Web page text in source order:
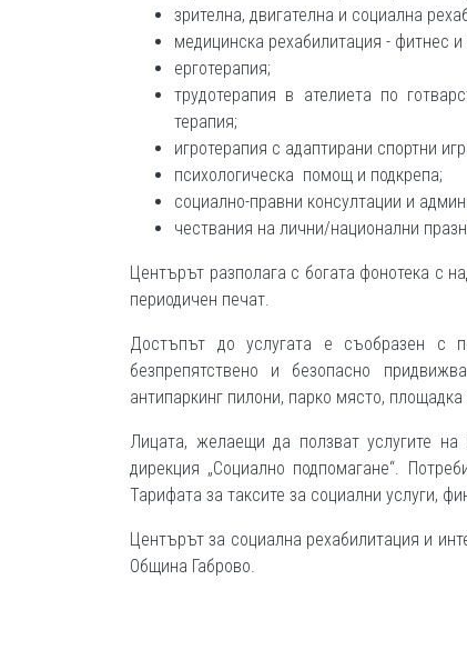
зрителна, двигателна и социална
медицинска рехабилитация - фитнес
ерготерапия;
трудотерапия в ателиета по
терапия;
игротерапия с адаптирани спортни
психологическа помощ и подкрепа;
социално-правни консултации и
чествания на лични/национални
Центърът разполага с богата фонотека с
периодичен печат.
Достъпът до услугата е съобразен с
безпрепятствено и безопасно
антипаркинг пилони, парко място,
Лицата, желаещи да ползват услугите
дирекция „Социално подпомагане“.
Тарифата за таксите за социални услуги,
Центърът за социална рехабилитация и
Община Габрово.